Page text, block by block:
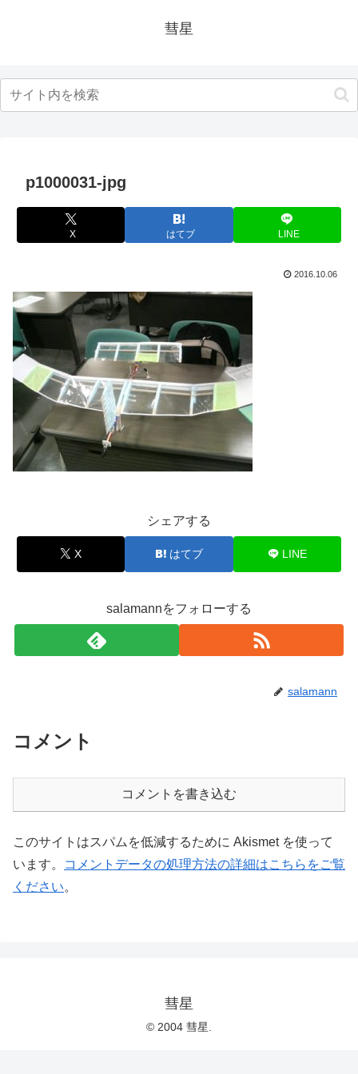
彗星
p1000031-jpg
X はてブ LINE
2016.10.06
シェアする
X はてブ LINE
salamannをフォローする
salamann
コメント
コメントを書き込む
このサイトはスパムを低減するために Akismet を使って
います。
コメントデータの処理方法の詳細はこちらをご覧
ください。
彗星
© 2004 彗星.